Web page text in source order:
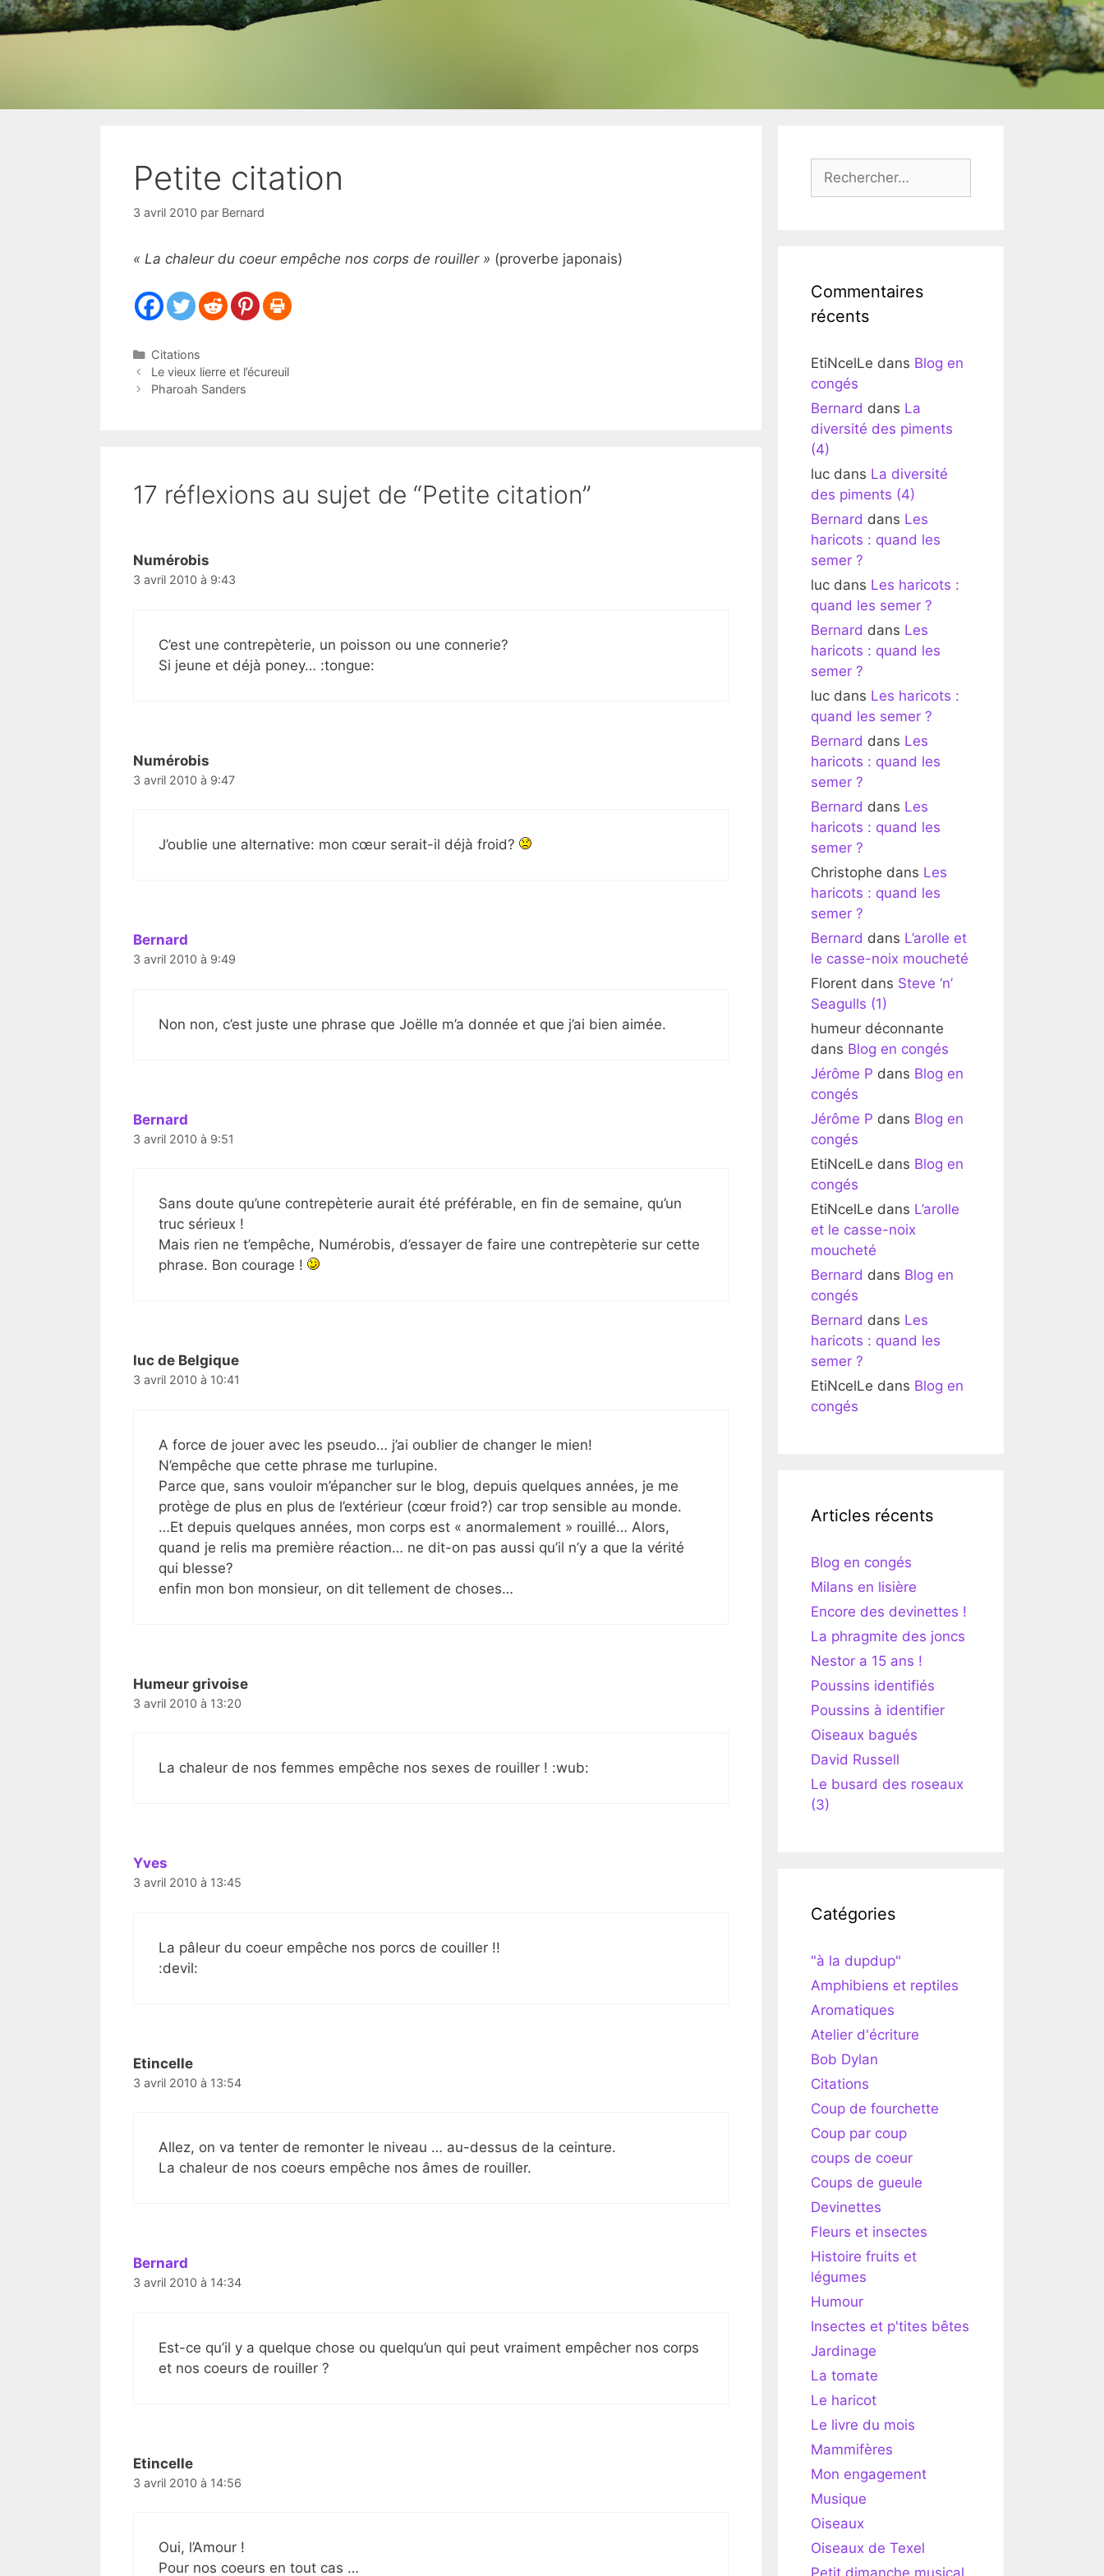
Petite citation
3 avril 2010 par Bernard
« La chaleur du coeur empêche nos corps de rouiller » (proverbe japonais)
Catégories
Citations
Le vieux lierre et l’écureuil
Pharoah Sanders
17 réflexions au sujet de “Petite citation”
Numérobis
3 avril 2010 à 9:43
C’est une contrepèterie, un poisson ou une connerie?
Si jeune et déjà poney… :tongue:
Numérobis
3 avril 2010 à 9:47
J’oublie une alternative: mon cœur serait-il déjà froid?
Bernard
3 avril 2010 à 9:49
Non non, c’est juste une phrase que Joëlle m’a donnée et que j’ai bien aimée.
Bernard
3 avril 2010 à 9:51
Sans doute qu’une contrepèterie aurait été préférable, en fin de semaine, qu’un
truc sérieux !
Mais rien ne t’empêche, Numérobis, d’essayer de faire une contrepèterie sur cette
phrase. Bon courage !
luc de Belgique
3 avril 2010 à 10:41
A force de jouer avec les pseudo… j’ai oublier de changer le mien!
N’empêche que cette phrase me turlupine.
Parce que, sans vouloir m’épancher sur le blog, depuis quelques années, je me
protège de plus en plus de l’extérieur (cœur froid?) car trop sensible au monde.
…Et depuis quelques années, mon corps est « anormalement » rouillé… Alors,
quand je relis ma première réaction… ne dit-on pas aussi qu’il n’y a que la vérité
qui blesse?
enfin mon bon monsieur, on dit tellement de choses…
Humeur grivoise
3 avril 2010 à 13:20
La chaleur de nos femmes empêche nos sexes de rouiller ! :wub:
Yves
3 avril 2010 à 13:45
La pâleur du coeur empêche nos porcs de couiller !!
:devil:
Etincelle
3 avril 2010 à 13:54
Allez, on va tenter de remonter le niveau … au-dessus de la ceinture.
La chaleur de nos coeurs empêche nos âmes de rouiller.
Bernard
3 avril 2010 à 14:34
Est-ce qu’il y a quelque chose ou quelqu’un qui peut vraiment empêcher nos corps
et nos coeurs de rouiller ?
Etincelle
3 avril 2010 à 14:56
Oui, l’Amour !
Pour nos coeurs en tout cas …
Commentaires
récents
EtiNcelLe dans Blog en
congés
Bernard dans La
diversité des piments
(4)
luc dans La diversité
des piments (4)
Bernard dans Les
haricots : quand les
semer ?
luc dans Les haricots :
quand les semer ?
Bernard dans Les
haricots : quand les
semer ?
luc dans Les haricots :
quand les semer ?
Bernard dans Les
haricots : quand les
semer ?
Bernard dans Les
haricots : quand les
semer ?
Christophe dans Les
haricots : quand les
semer ?
Bernard dans L’arolle et
le casse-noix moucheté
Florent dans Steve ‘n’
Seagulls (1)
humeur déconnante
dans Blog en congés
Jérôme P dans Blog en
congés
Jérôme P dans Blog en
congés
EtiNcelLe dans Blog en
congés
EtiNcelLe dans L’arolle
et le casse-noix
moucheté
Bernard dans Blog en
congés
Bernard dans Les
haricots : quand les
semer ?
EtiNcelLe dans Blog en
congés
Articles récents
Blog en congés
Milans en lisière
Encore des devinettes !
La phragmite des joncs
Nestor a 15 ans !
Poussins identifiés
Poussins à identifier
Oiseaux bagués
David Russell
Le busard des roseaux
(3)
Catégories
"à la dupdup"
Amphibiens et reptiles
Aromatiques
Atelier d'écriture
Bob Dylan
Citations
Coup de fourchette
Coup par coup
coups de coeur
Coups de gueule
Devinettes
Fleurs et insectes
Histoire fruits et
légumes
Humour
Insectes et p'tites bêtes
Jardinage
La tomate
Le haricot
Le livre du mois
Mammifères
Mon engagement
Musique
Oiseaux
Oiseaux de Texel
Petit dimanche musical